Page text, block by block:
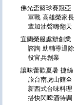
佛光盃籃球賽冠亞
軍戰 高雄榮家長
輩加油聲嗨翻天
宜蘭榮服處辦創業
諮詢 助輔導退除
役官兵創業
讓味蕾歡夏暑 捷絲
旅台南虎山館全
新西式台味料理
搭快閃啤酒特調